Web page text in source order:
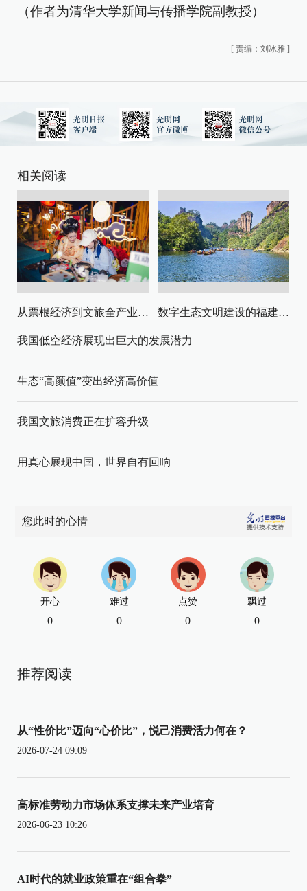
（作者为清华大学新闻与传播学院副教授）
[ 责编：刘冰雅 ]
相关阅读
从票根经济到文旅全产业链升级 数字生态文明建设的福建路径与启示
我国低空经济展现出巨大的发展潜力
生态“高颜值”变出经济高价值
我国文旅消费正在扩容升级
用真心展现中国，世界自有回响
您此时的心情
开心
0
难过
0
点赞
0
飘过
0
推荐阅读
从“性价比”迈向“心价比”，悦己消费活力何在？
2026-07-24 09:09
高标准劳动力市场体系支撑未来产业培育
2026-06-23 10:26
AI时代的就业政策重在“组合拳”